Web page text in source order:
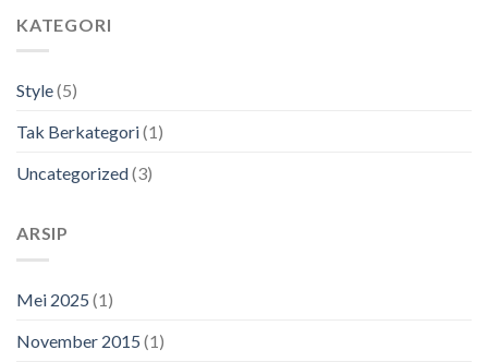
KATEGORI
Style(5)
Tak Berkategori(1)
Uncategorized(3)
ARSIP
Mei 2025 (1)
November 2015 (1)